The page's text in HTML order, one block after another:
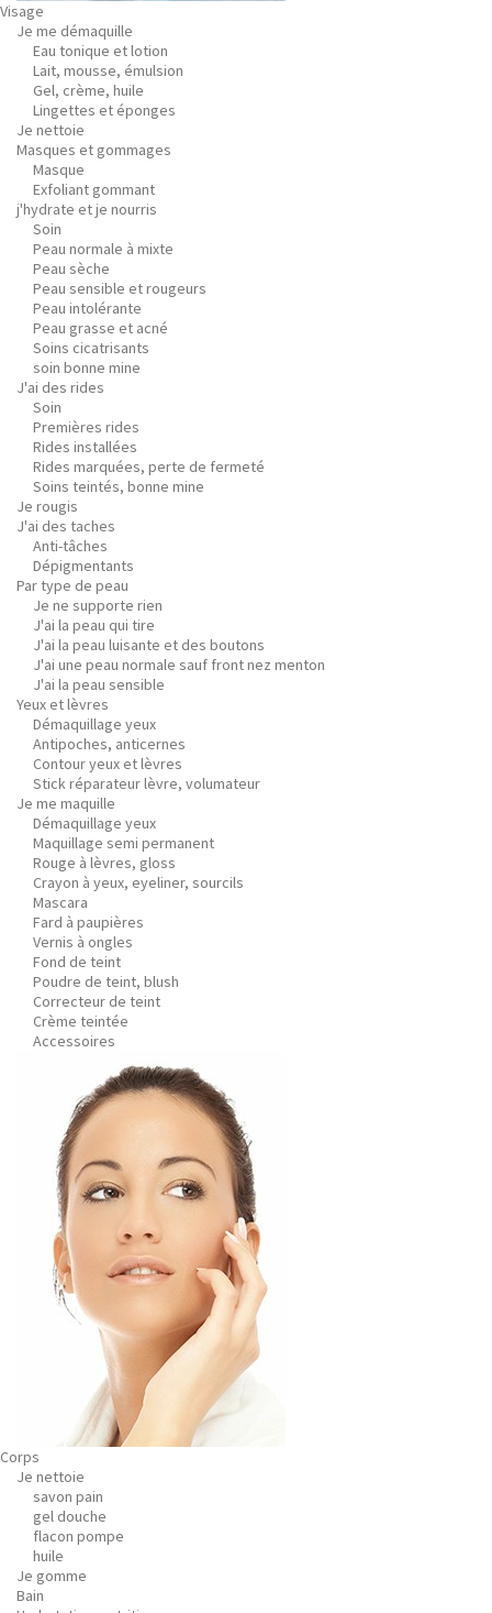
Visage
Je me démaquille
Eau tonique et lotion
Lait, mousse, émulsion
Gel, crème, huile
Lingettes et éponges
Je nettoie
Masques et gommages
Masque
Exfoliant gommant
j'hydrate et je nourris
Soin
Peau normale à mixte
Peau sèche
Peau sensible et rougeurs
Peau intolérante
Peau grasse et acné
Soins cicatrisants
soin bonne mine
J'ai des rides
Soin
Premières rides
Rides installées
Rides marquées, perte de fermeté
Soins teintés, bonne mine
Je rougis
J'ai des taches
Anti-tâches
Dépigmentants
Par type de peau
Je ne supporte rien
J'ai la peau qui tire
J'ai la peau luisante et des boutons
J'ai une peau normale sauf front nez menton
J'ai la peau sensible
Yeux et lèvres
Démaquillage yeux
Antipoches, anticernes
Contour yeux et lèvres
Stick réparateur lèvre, volumateur
Je me maquille
Démaquillage yeux
Maquillage semi permanent
Rouge à lèvres, gloss
Crayon à yeux, eyeliner, sourcils
Mascara
Fard à paupières
Vernis à ongles
Fond de teint
Poudre de teint, blush
Correcteur de teint
Crème teintée
Accessoires
Corps
Je nettoie
savon pain
gel douche
flacon pompe
huile
Je gomme
Bain